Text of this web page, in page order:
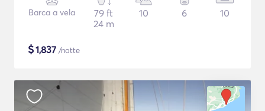
Barca a vela
79 ft
24 m
10 6 10
$1,837 /notte